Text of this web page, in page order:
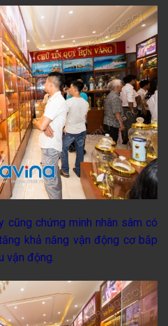
cũng chứng minh nhân sâm có
khả năng vận động cơ bắp
vận động.